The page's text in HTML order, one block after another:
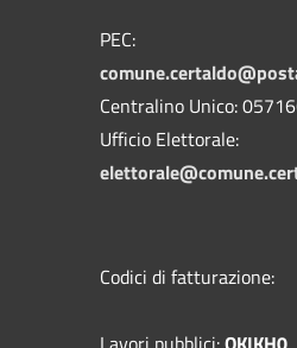
PEC:
Centralino Unico:
Ufficio Elettorale:
Codici di fatturazione: